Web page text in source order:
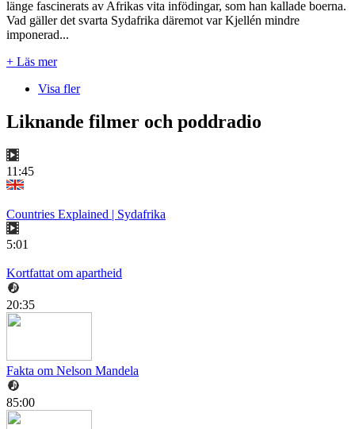
länge fascinerats av Afrikas vita infödingar, som han kallade boerna.
Vad gäller det svarta Sydafrika däremot var Kjellén mindre
imponerad...
+ Läs mer
Visa fler
Liknande filmer och poddradio
11:45
Countries Explained | Sydafrika
5:01
Kortfattat om apartheid
20:35
Fakta om Nelson Mandela
85:00